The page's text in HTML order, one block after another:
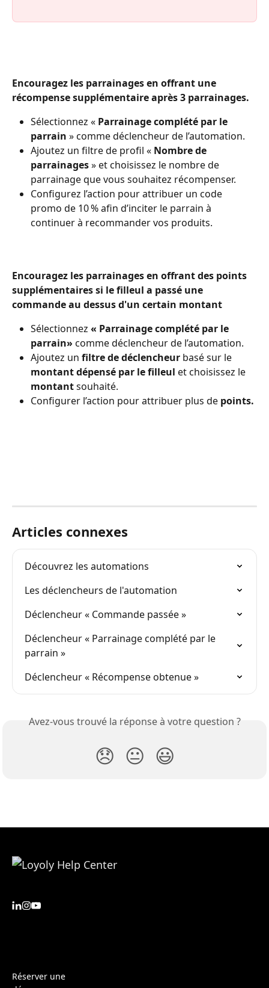
Encouragez les parrainages en offrant une
récompense supplémentaire après 3 parrainages.
Sélectionnez « Parrainage complété par le
parrain » comme déclencheur de l’automation.
Ajoutez un filtre de profil « Nombre de
parrainages » et choisissez le nombre de
parrainage que vous souhaitez récompenser.
Configurez l’action pour attribuer un code
promo de 10 % afin d’inciter le parrain à
continuer à recommander vos produits.
Encouragez les parrainages en offrant des points
supplémentaires si le filleul a passé une
commande au dessus d'un certain montant
Sélectionnez « Parrainage complété par le
parrain» comme déclencheur de l’automation.
Ajoutez un filtre de déclencheur basé sur le
montant dépensé par le filleul et choisissez le
montant souhaité.
Configurer l’action pour attribuer plus de points.
Articles connexes
Découvrez les automations
Les déclencheurs de l'automation
Déclencheur « Commande passée »
Déclencheur « Parrainage complété par le
parrain »
Déclencheur « Récompense obtenue »
Avez-vous trouvé la réponse à votre question ?
😞 😐 😃
Réserver une